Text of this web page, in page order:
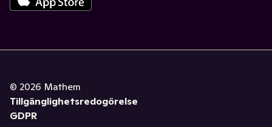
© 2026 Mathem
Tillgänglighetsredogörelse
GDPR